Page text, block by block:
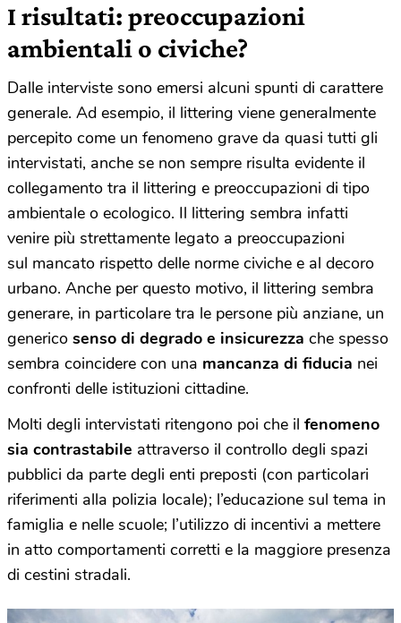
I risultati: preoccupazioni
ambientali o civiche?
Dalle interviste sono emersi alcuni spunti di carattere
generale. Ad esempio, il littering viene generalmente
percepito come un fenomeno grave da quasi tutti gli
intervistati, anche se non sempre risulta evidente il
collegamento tra il littering e preoccupazioni di tipo
ambientale o ecologico. Il littering sembra infatti
venire più strettamente legato a preoccupazioni
sul mancato rispetto delle norme civiche e al decoro
urbano. Anche per questo motivo, il littering sembra
generare, in particolare tra le persone più anziane, un
generico senso di degrado e insicurezza che spesso
sembra coincidere con una mancanza di fiducia nei
confronti delle istituzioni cittadine.
Molti degli intervistati ritengono poi che il fenomeno
sia contrastabile attraverso il controllo degli spazi
pubblici da parte degli enti preposti (con particolari
riferimenti alla polizia locale); l’educazione sul tema in
famiglia e nelle scuole; l’utilizzo di incentivi a mettere
in atto comportamenti corretti e la maggiore presenza
di cestini stradali.